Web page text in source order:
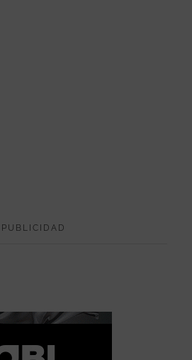
PUBLICIDAD